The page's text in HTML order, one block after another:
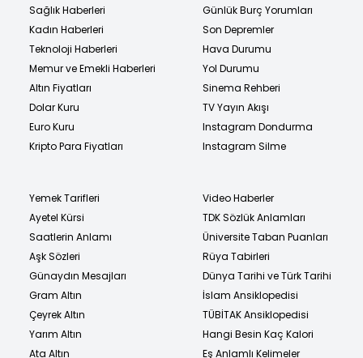
Sağlık Haberleri
Kadın Haberleri
Teknoloji Haberleri
Memur ve Emekli Haberleri
Altın Fiyatları
Dolar Kuru
Euro Kuru
Kripto Para Fiyatları
Günlük Burç Yorumları
Son Depremler
Hava Durumu
Yol Durumu
Sinema Rehberi
TV Yayın Akışı
Instagram Dondurma
Instagram Silme
Yemek Tarifleri
Ayetel Kürsi
Saatlerin Anlamı
Aşk Sözleri
Günaydın Mesajları
Gram Altın
Çeyrek Altın
Yarım Altın
Ata Altın
Video Haberler
TDK Sözlük Anlamları
Üniversite Taban Puanları
Rüya Tabirleri
Dünya Tarihi ve Türk Tarihi
İslam Ansiklopedisi
TÜBİTAK Ansiklopedisi
Hangi Besin Kaç Kalori
Eş Anlamlı Kelimeler